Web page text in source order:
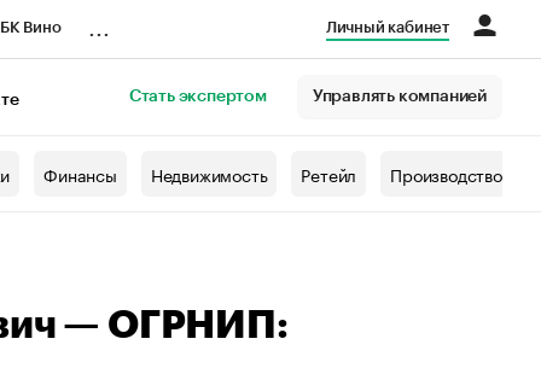
Вино Личный кабинет
Стать экспертом Управлять компанией
Финансы Недвижимость Ретейл Производство
— ОГРНИП: